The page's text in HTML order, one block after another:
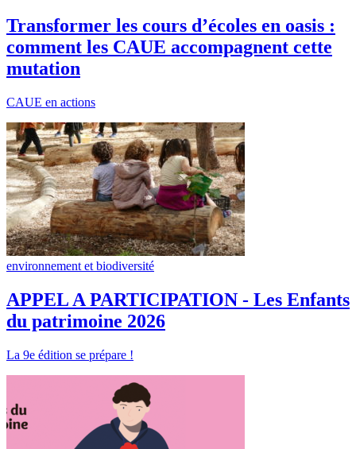
Transformer les cours d’écoles en oasis :
comment les CAUE accompagnent cette
mutation
CAUE en actions
environnement et biodiversité
APPEL A PARTICIPATION - Les Enfants
du patrimoine 2026
La 9e édition se prépare !